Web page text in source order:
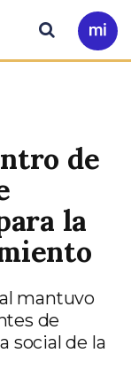
Ir
a
Buscar
de
la
mantuvo
de
social de la